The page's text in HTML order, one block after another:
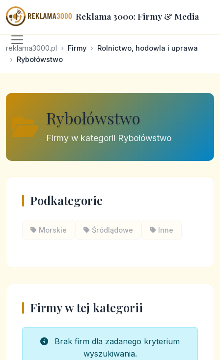
Reklama 3000: Firmy & Media
reklama3000.pl Firmy
Rolnictwo, hodowla i uprawa
Rybołówstwo
Rybołówstwo
Firmy w kategorii Rybołówstwo
Podkategorie
Morskie Śródlądowe Inne
Firmy w tej kategorii
Brak firm dla zadanego kryterium
wyszukiwania.